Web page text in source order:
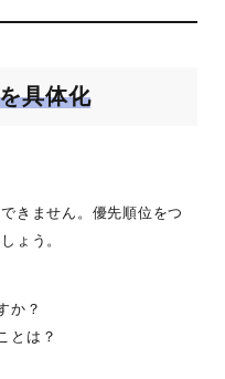
具体化
きません。優先順位をつ
ょう。
か？
とは？